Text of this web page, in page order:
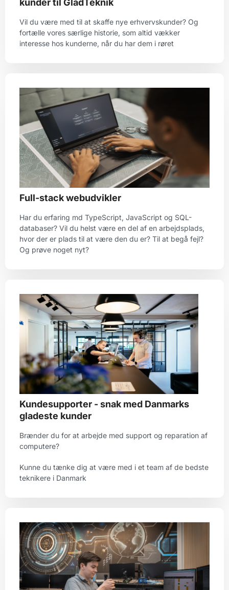
kunder til GladTeknik
Vil du være med til at skaffe nye erhvervskunder? Og
fortælle vores særlige historie, som altid vækker
interesse hos kunderne, når du har dem i røret
Full-stack webudvikler
Har du erfaring md TypeScript, JavaScript og SQL-
databaser? Vil du helst være en del af en arbejdsplads,
hvor der er plads til at være den du er? Til at begå fejl?
Og prøve noget nyt?
Kundesupporter - snak med Danmarks
gladeste kunder
Brænder du for at arbejde med support og reparation af
computere?
Kunne du tænke dig at være med i et team af de bedste
teknikere i Danmark